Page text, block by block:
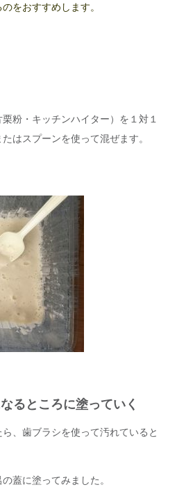
をおすすめします。
粉・キッチンハイター）を１対１
はスプーンを使って混ぜます。
ところに塗っていく
、歯ブラシを使って汚れていると
蓋に塗ってみました。